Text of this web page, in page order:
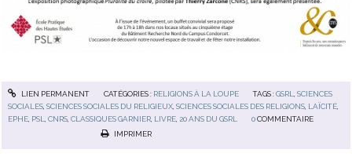
LIEN PERMANENT CATÉGORIES : RELIGIONS À LA LOUPE TAGS :GSRL ,SCIENCES
SOCIALES ,SCIENCES SOCIALES DU RELIGIEUX ,SCIENCES SOCIALES DES RELIGIONS LAÏCITÉ
EPHE PSL ,CNRS ,CLASSIQUES GARNIER LIVRE 20 ANS DU GSRL 0 COMMENTAIRE
IMPRIMER